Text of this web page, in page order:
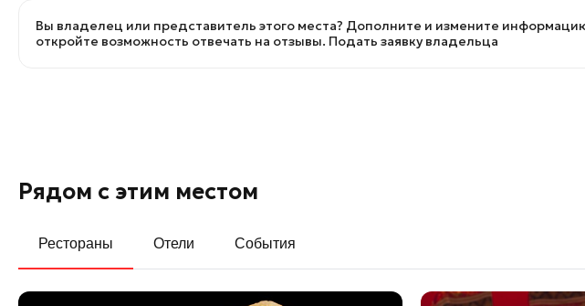
Вы владелец или представитель этого места? Дополните и измените
откройте возможность отвечать на отзывы. Подать заявку владельца
Рядом с этим местом
Рестораны Отели События